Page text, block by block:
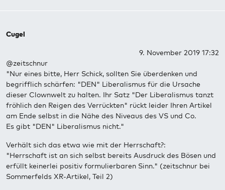
Cugel
9. November 2019 17:32
@zeitschnur
"Nur eines bitte, Herr Schick, sollten Sie überdenken und
begrifflich schärfen: "DEN" Liberalismus für die Ursache
dieser Clownwelt zu halten. Ihr Satz "Der Liberalismus tanzt
fröhlich den Reigen des Verrückten" rückt leider Ihren Artikel
am Ende selbst in die Nähe des Niveaus des VS und Co.
Es gibt "DEN" Liberalismus nicht."
Verhält sich das etwa wie mit der Herrschaft?:
"Herrschaft ist an sich selbst bereits Ausdruck des Bösen und
erfüllt keinerlei positiv formulierbaren Sinn." (zeitschnur bei
Sommerfelds XR-Artikel, Teil 2)